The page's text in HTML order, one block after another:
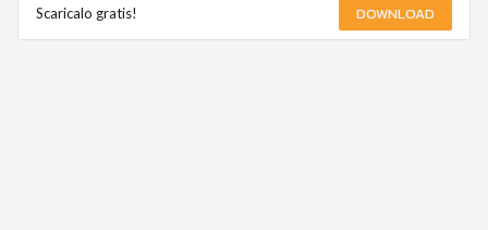
Scaricalo gratis! DOWNLOAD